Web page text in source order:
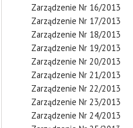
Zarządzenie Nr 16/2013
Zarządzenie Nr 17/2013
Zarządzenie Nr 18/2013
Zarządzenie Nr 19/2013
Zarządzenie Nr 20/2013
Zarządzenie Nr 21/2013
Zarządzenie Nr 22/2013
Zarządzenie Nr 23/2013
Zarządzenie Nr 24/2013